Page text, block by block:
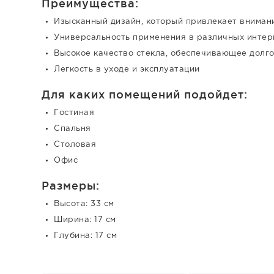
Преимущества:
Изысканный дизайн, который привлекает
Универсальность применения в различных
Высокое качество стекла, обеспечивающее
Легкость в уходе и эксплуатации
Для каких помещений подойдет:
Гостиная
Спальня
Столовая
Офис
Размеры:
Высота: 33 см
Ширина: 17 см
Глубина: 17 см